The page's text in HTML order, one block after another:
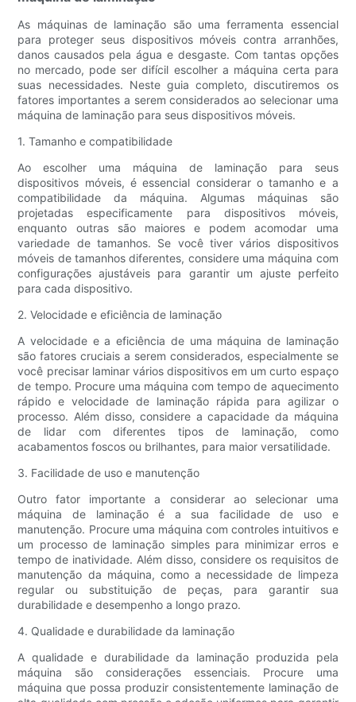
As máquinas de laminação são uma ferramenta essencial
para proteger seus dispositivos móveis contra arranhões,
danos causados ​​pela água e desgaste. Com tantas opções
no mercado, pode ser difícil escolher a máquina certa para
suas necessidades. Neste guia completo, discutiremos os
fatores importantes a serem considerados ao selecionar uma
máquina de laminação para seus dispositivos móveis.
1. Tamanho e compatibilidade
Ao escolher uma máquina de laminação para seus
dispositivos móveis, é essencial considerar o tamanho e a
compatibilidade da máquina. Algumas máquinas são
projetadas especificamente para dispositivos móveis,
enquanto outras são maiores e podem acomodar uma
variedade de tamanhos. Se você tiver vários dispositivos
móveis de tamanhos diferentes, considere uma máquina com
configurações ajustáveis ​​para garantir um ajuste perfeito
para cada dispositivo.
2. Velocidade e eficiência de laminação
A velocidade e a eficiência de uma máquina de laminação
são fatores cruciais a serem considerados, especialmente se
você precisar laminar vários dispositivos em um curto espaço
de tempo. Procure uma máquina com tempo de aquecimento
rápido e velocidade de laminação rápida para agilizar o
processo. Além disso, considere a capacidade da máquina
de lidar com diferentes tipos de laminação, como
acabamentos foscos ou brilhantes, para maior versatilidade.
3. Facilidade de uso e manutenção
Outro fator importante a considerar ao selecionar uma
máquina de laminação é a sua facilidade de uso e
manutenção. Procure uma máquina com controles intuitivos e
um processo de laminação simples para minimizar erros e
tempo de inatividade. Além disso, considere os requisitos de
manutenção da máquina, como a necessidade de limpeza
regular ou substituição de peças, para garantir sua
durabilidade e desempenho a longo prazo.
4. Qualidade e durabilidade da laminação
A qualidade e durabilidade da laminação produzida pela
máquina são considerações essenciais. Procure uma
máquina que possa produzir consistentemente laminação de